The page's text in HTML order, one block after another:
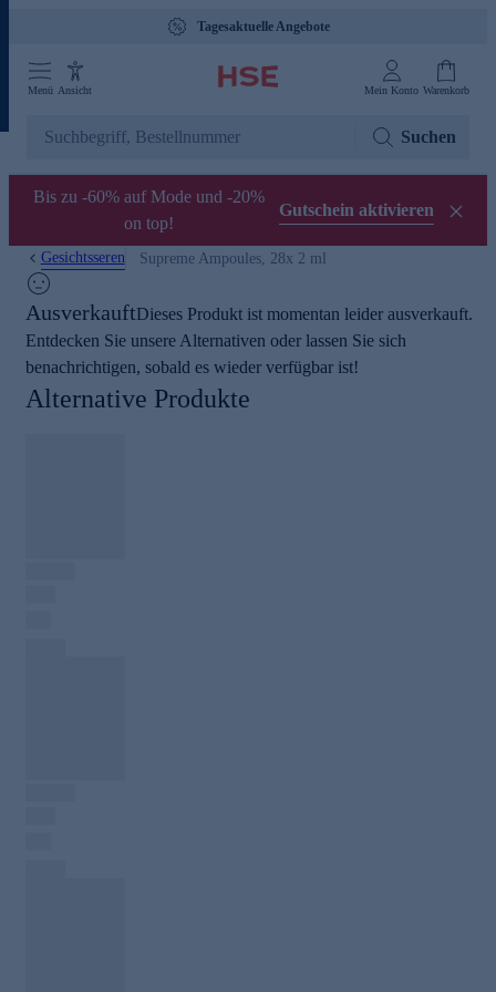
Tagesaktuelle Angebote
Menü Ansicht Mein Konto Warenkorb
Suchen
Bis zu -60% auf Mode und -20%
on top!
Gutschein aktivieren
Gesichtsseren Supreme Ampoules, 28x 2 ml
AusverkauftDieses Produkt ist momentan leider ausverkauft.
Entdecken Sie unsere Alternativen oder lassen Sie sich
benachrichtigen, sobald es wieder verfügbar ist!
Alternative Produkte